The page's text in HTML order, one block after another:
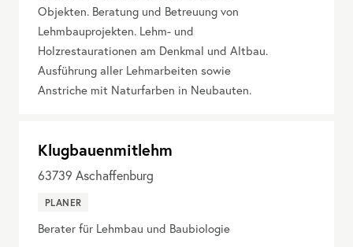
Objekten. Beratung und Betreuung von
Lehmbauprojekten. Lehm- und
Holzrestaurationen am Denkmal und Altbau.
Ausführung aller Lehmarbeiten sowie
Anstriche mit Naturfarben in Neubauten.
Klugbauenmitlehm
63739 Aschaffenburg
PLANER
Berater für Lehmbau und Baubiologie